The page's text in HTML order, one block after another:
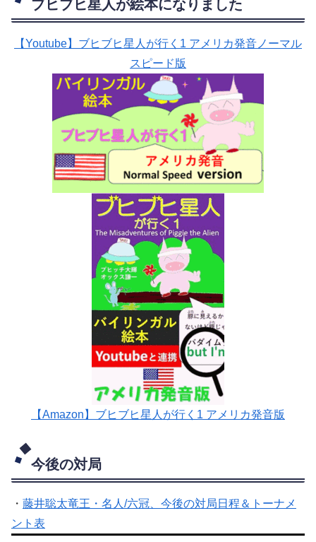
ブヒブヒ星人が絵本になりました
【Youtube】ブヒブヒ星人が行く1 アメリカ発音ノーマル
スピード版
【Amazon】ブヒブヒ星人が行く1 アメリカ発音版
今後の対局
・ 藤井聡太竜王・名人/六冠、今後の対局日程＆トーナメ
ント表